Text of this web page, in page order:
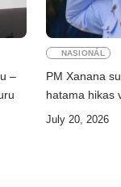
–
NASIONÁL
PM Xanana
hatama hikas
July 20, 2026